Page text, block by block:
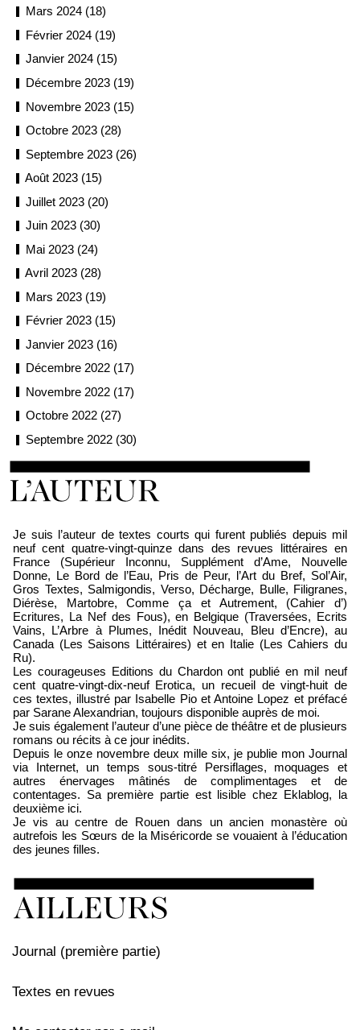
Mars 2024 (18)
Février 2024 (19)
Janvier 2024 (15)
Décembre 2023 (19)
Novembre 2023 (15)
Octobre 2023 (28)
Septembre 2023 (26)
Août 2023 (15)
Juillet 2023 (20)
Juin 2023 (30)
Mai 2023 (24)
Avril 2023 (28)
Mars 2023 (19)
Février 2023 (15)
Janvier 2023 (16)
Décembre 2022 (17)
Novembre 2022 (17)
Octobre 2022 (27)
Septembre 2022 (30)
Je suis l’auteur de textes courts qui furent publiés depuis mil
neuf cent quatre-vingt-quinze dans des revues littéraires en
France (Supérieur Inconnu, Supplément d’Ame, Nouvelle
Donne, Le Bord de l’Eau, Pris de Peur, l’Art du Bref, Sol’Air,
Gros Textes, Salmigondis, Verso, Décharge, Bulle, Filigranes,
Diérèse, Martobre, Comme ça et Autrement, (Cahier d’)
Ecritures, La Nef des Fous), en Belgique (Traversées, Ecrits
Vains, L’Arbre à Plumes, Inédit Nouveau, Bleu d’Encre), au
Canada (Les Saisons Littéraires) et en Italie (Les Cahiers du
Ru).
Les courageuses Editions du Chardon ont publié en mil neuf
cent quatre-vingt-dix-neuf Erotica, un recueil de vingt-huit de
ces textes, illustré par Isabelle Pio et Antoine Lopez et préfacé
par Sarane Alexandrian, toujours disponible auprès de moi.
Je suis également l’auteur d’une pièce de théâtre et de plusieurs
romans ou récits à ce jour inédits.
Depuis le onze novembre deux mille six, je publie mon Journal
via Internet, un temps sous-titré Persiflages, moquages et
autres énervages mâtinés de complimentages et de
contentages. Sa première partie est lisible chez Eklablog, la
deuxième ici.
Je vis au centre de Rouen dans un ancien monastère où
autrefois les Sœurs de la Miséricorde se vouaient à l’éducation
des jeunes filles.
Journal (première partie)
Textes en revues